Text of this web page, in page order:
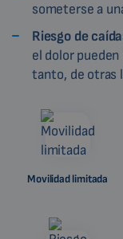
someterse a
Riesgo de
el dolor
tanto, de otras
Movilidad limitada